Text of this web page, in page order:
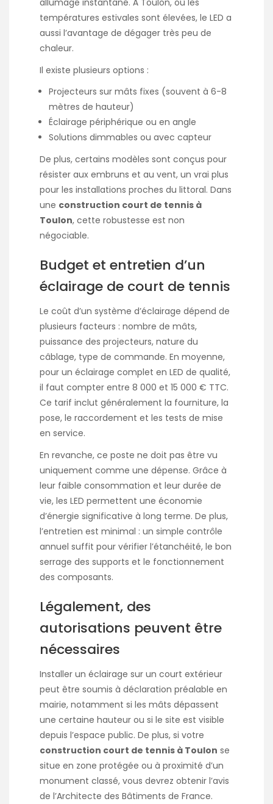
températures estivales sont élevées, le LED a
aussi l’avantage de dégager très peu de
chaleur.
Il existe plusieurs options :
Projecteurs sur mâts fixes (souvent à 6-8
mètres de hauteur)
Éclairage périphérique ou en angle
Solutions dimmables ou avec capteur
De plus, certains modèles sont conçus pour
résister aux embruns et au vent, un vrai plus
pour les installations proches du littoral. Dans
une construction court de tennis à
Toulon, cette robustesse est non
négociable.
Budget et entretien d’un
éclairage de court de tennis
Le coût d’un système d’éclairage dépend de
plusieurs facteurs : nombre de mâts,
puissance des projecteurs, nature du
câblage, type de commande. En moyenne,
pour un éclairage complet en LED de qualité,
il faut compter entre 8 000 et 15 000 € TTC.
Ce tarif inclut généralement la fourniture, la
pose, le raccordement et les tests de mise
en service.
En revanche, ce poste ne doit pas être vu
uniquement comme une dépense. Grâce à
leur faible consommation et leur durée de
vie, les LED permettent une économie
d’énergie significative à long terme. De plus,
l’entretien est minimal : un simple contrôle
annuel suffit pour vérifier l’étanchéité, le bon
serrage des supports et le fonctionnement
des composants.
Légalement, des
autorisations peuvent être
nécessaires
Installer un éclairage sur un court extérieur
peut être soumis à déclaration préalable en
mairie, notamment si les mâts dépassent
une certaine hauteur ou si le site est visible
depuis l’espace public. De plus, si votre
construction court de tennis à Toulon se
situe en zone protégée ou à proximité d’un
monument classé, vous devrez obtenir l’avis
de l’Architecte des Bâtiments de France.